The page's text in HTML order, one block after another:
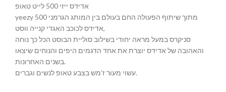
אדידס ייזי 500 לייט טאופ
yeezy 500 מתוך שיתוף הפעולה החם בעולם בין המותג הגרמני
אדידס לכוכב האגדי קנייה ווסט,
סניקרס במעל מראה יחודי בשילוב סוליית הבוסט הכל כך נוחה
והאהובה של אדידס יוצרת את אחד הדגמים היפים והנוחים שיצאו
בשנים האחרונות.
עשוי מעור ז’מש בצבע טאופ לנשים וגברים.